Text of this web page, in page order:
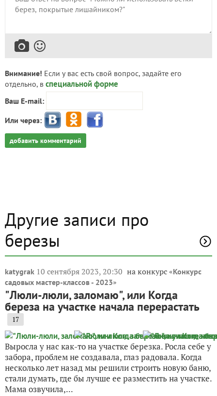
Внимание! Если у вас есть свой вопрос, задайте его
отдельно, в специальной форме
Ваш E-mail:
Или через:
добавить комментарий
Другие записи про
березы
katygrak 10 сентября 2023, 20:30 на конкурс «Конкурс
садовых мастер-классов - 2023»
"Люли-люли, заломаю", или Когда
береза на участке начала перерастать
17
Выросла у нас как-то на участке березка. Росла себе у
забора, проблем не создавала, глаз радовала. Когда
несколько лет назад мы решили строить новую баню,
стали думать, где бы лучше ее разместить на участке.
Мама озвучила,...